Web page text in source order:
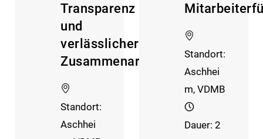
Transparenz
und
verlässlicher
Zusammenarbeit
Standort:
Aschhei
Standort:
Aschhei
m, VDMB
Dauer: 2